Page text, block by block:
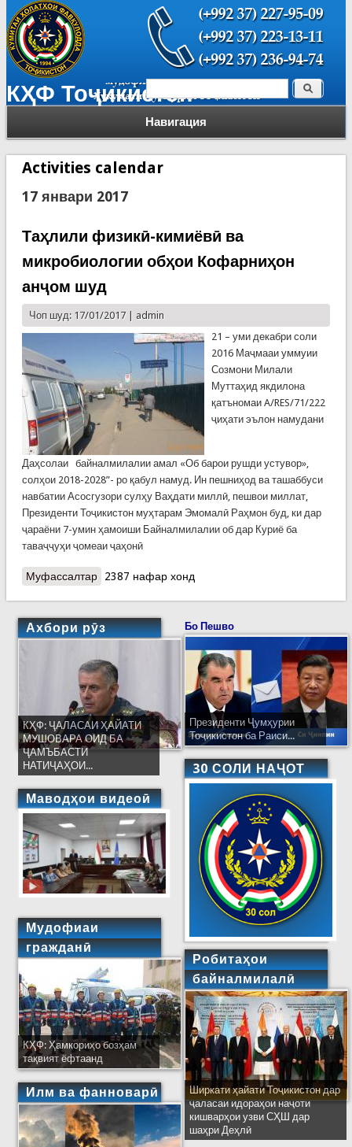
КҲФ Тоҷикистон
Навигация
Форма поиска Поиск
Activities calendar
17 январи 2017
Таҳлили физикӣ-кимиёвӣ ва
микробиологии обҳои Кофарниҳон
анҷом шуд
Чоп шуд: 17/01/2017 | admin
21 – уми декабри соли
2016 Маҷмааи уммуии
Созмони Милали
Муттаҳид якдилона
қатъномаи A/RES/71/222
ҷиҳати эълон намудани
Даҳсолаи байналмилалии амал «Об барои рушди устувор»,
солҳои 2018-2028”- ро қабул намуд. Ин пешниҳод ва ташаббуси
навбатии Асосгузори сулҳу Ваҳдати миллӣ, пешвои миллат,
Президенти Тоҷикистон муҳтарам Эмомалӣ Раҳмон буд, ки дар
ҷараёни 7-умин ҳамоиши Байналмилалии об дар Куриё ба
таваҷҷуҳи ҷомеаи ҷаҳонӣ
Муфассалтаро Таҳлили физикӣ-кимиёвӣ ва микробиологии
2387 нафар хонд
Ахбори рӯз
КҲФ: ҶАЛАСАИ ҲАЙАТИ
МУШОВАРА ОИД БА
ҶАМЪБАСТИ
НАТИҶАҲОИ...
Маводҳои видеоӣ
Мудофиаи
гражданӣ
КҲФ: Ҳамкориҳо бозҳам
тақвият ёфтаанд
Илм ва фанноварӣ
Бо Пешво
Президенти Ҷумҳурии
Тоҷикистон ба Раиси...
30 СОЛИ НАҶОТ
Робитаҳои
байналмилалӣ
Ширкати ҳайати Тоҷикистон дар
ҷаласаи идораҳои наҷоти
кишварҳои узви СҲШ дар
шаҳри Деҳлӣ